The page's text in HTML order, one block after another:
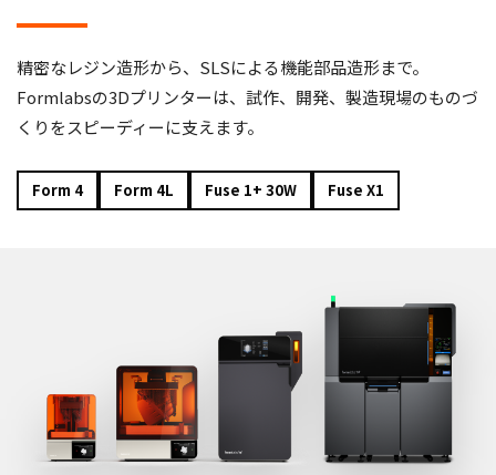
精密なレジン造形から、SLSによる機能部品造形まで。
Formlabsの3Dプリンターは、試作、開発、製造現場のものづ
くりをスピーディーに支えます。
Form 4 Form 4L Fuse 1+ 30W Fuse X1